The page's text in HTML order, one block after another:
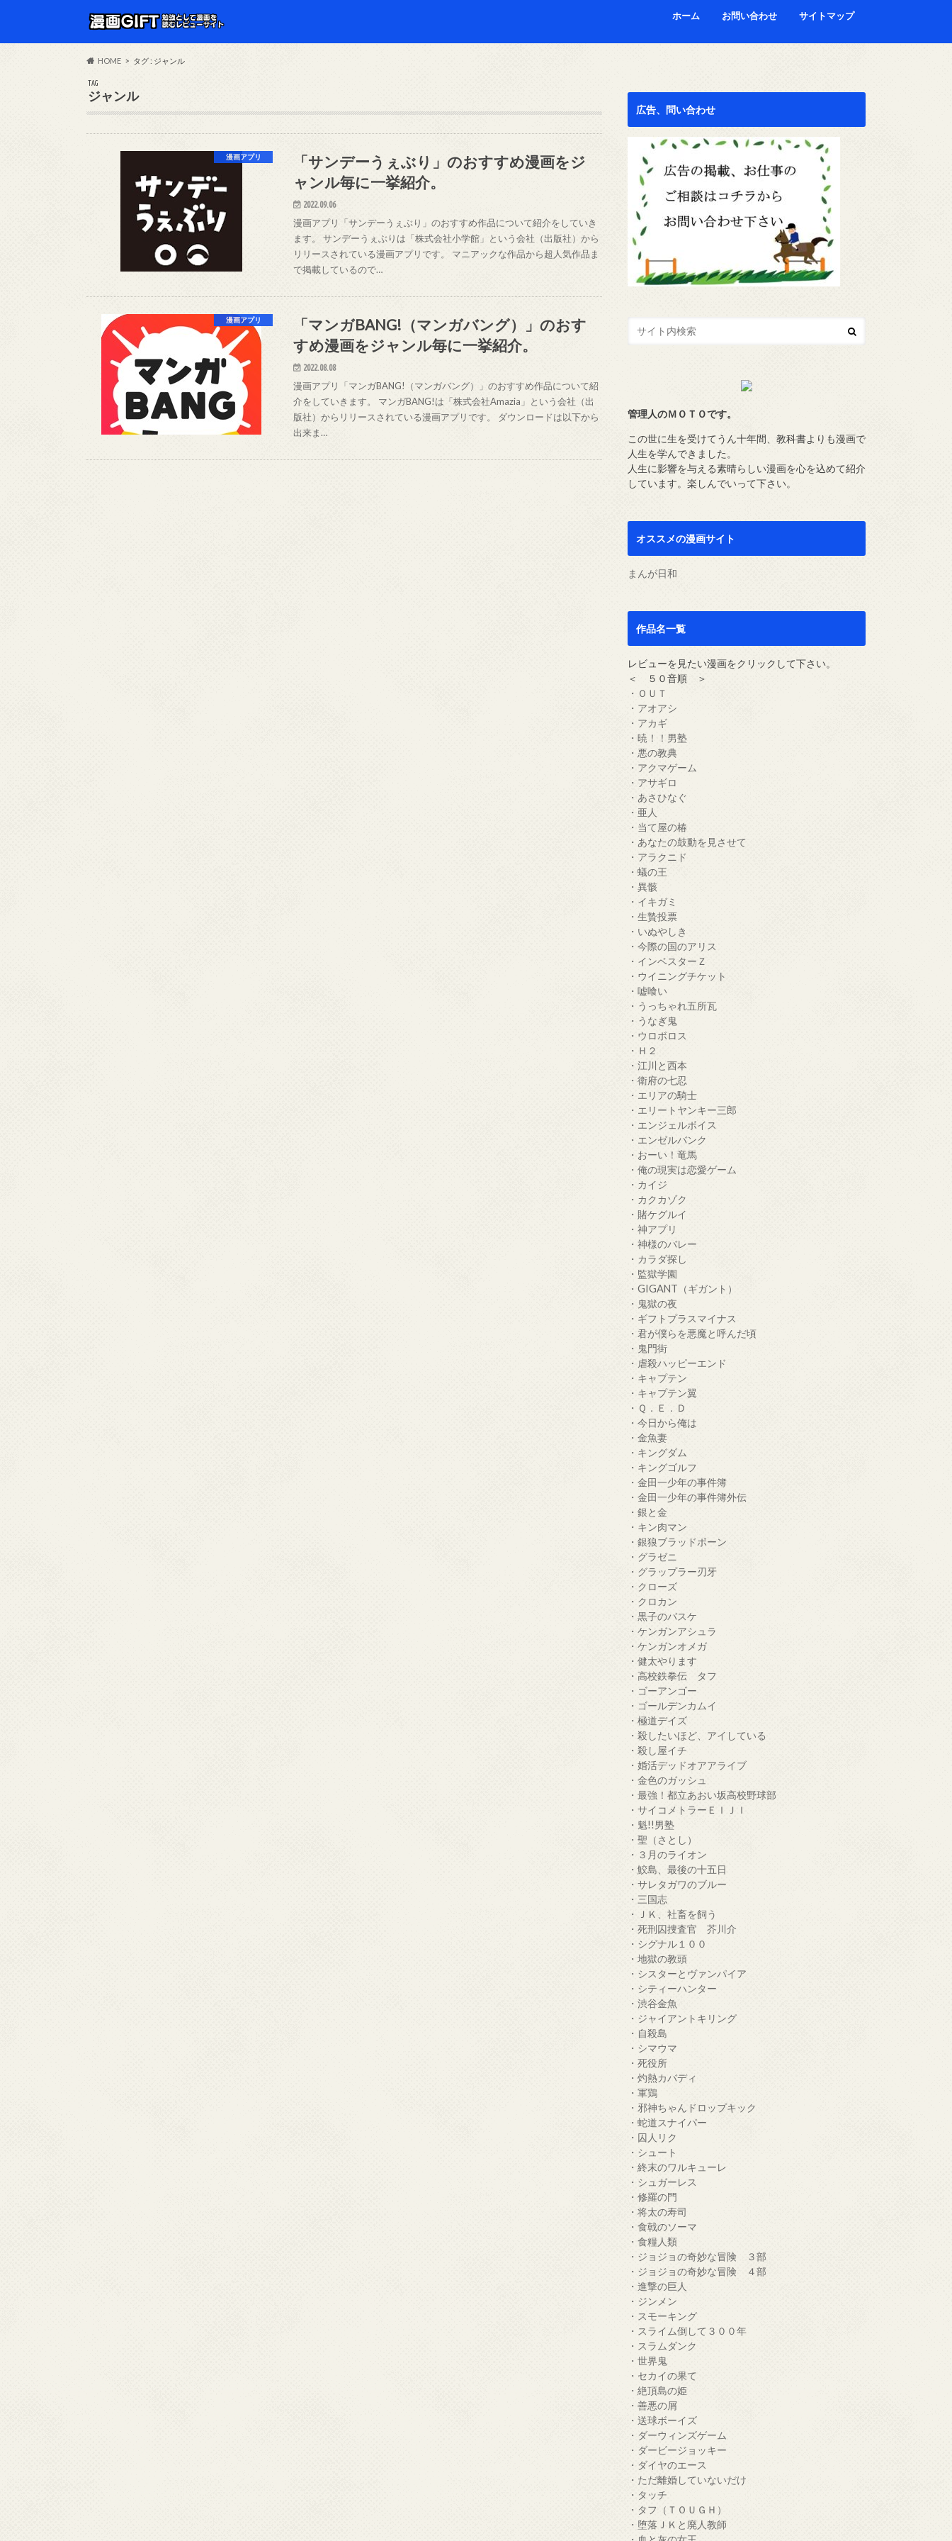
ホーム お問い合わせ サイトマップ
HOME タグ : ジャンル
TAG
ジャンル
漫画アプリ
「サンデーうぇぶり」のおすすめ漫画をジ
ャンル毎に一挙紹介。
2022.09.06
漫画アプリ「サンデーうぇぶり」のおすすめ作品について紹介をしていき
ます。 サンデーうぇぶりは「株式会社小学館」という会社（出版社）から
リリースされている漫画アプリです。 マニアックな作品から超人気作品ま
で掲載しているので…
漫画アプリ
「マンガBANG!（マンガバング）」のおす
すめ漫画をジャンル毎に一挙紹介。
2022.08.08
漫画アプリ「マンガBANG!（マンガバング）」のおすすめ作品について紹
介をしていきます。 マンガBANG!は「株式会社Amazia」という会社（出
版社）からリリースされている漫画アプリです。 ダウンロードは以下から
出来ま…
広告、問い合わせ
管理人のＭＯＴＯです。
この世に生を受けてうん十年間、教科書よりも漫画で
人生を学んできました。
人生に影響を与える素晴らしい漫画を心を込めて紹介
しています。楽しんでいって下さい。
オススメの漫画サイト
まんが日和
作品名一覧
レビューを見たい漫画をクリックして下さい。
＜ ５０音順 ＞
・ＯＵＴ
・アオアシ
・アカギ
・暁！！男塾
・悪の教典
・アクマゲーム
・アサギロ
・あさひなぐ
・亜人
・当て屋の椿
・あなたの鼓動を見させて
・アラクニド
・蟻の王
・異骸
・イキガミ
・生贄投票
・いぬやしき
・今際の国のアリス
・インベスターＺ
・ウイニングチケット
・嘘喰い
・うっちゃれ五所瓦
・うなぎ鬼
・ウロボロス
・Ｈ２
・江川と西本
・衛府の七忍
・エリアの騎士
・エリートヤンキー三郎
・エンジェルボイス
・エンゼルバンク
・おーい！竜馬
・俺の現実は恋愛ゲーム
・カイジ
・カクカゾク
・賭ケグルイ
・神アプリ
・神様のバレー
・カラダ探し
・監獄学園
・GIGANT（ギガント）
・鬼獄の夜
・ギフトプラスマイナス
・君が僕らを悪魔と呼んだ頃
・鬼門街
・虐殺ハッピーエンド
・キャプテン
・キャプテン翼
・Ｑ．Ｅ．Ｄ
・今日から俺は
・金魚妻
・キングダム
・キングゴルフ
・金田一少年の事件簿
・金田一少年の事件簿外伝
・銀と金
・キン肉マン
・銀狼ブラッドボーン
・グラゼニ
・グラップラー刃牙
・クローズ
・クロカン
・黒子のバスケ
・ケンガンアシュラ
・ケンガンオメガ
・健太やります
・高校鉄拳伝 タフ
・ゴーアンゴー
・ゴールデンカムイ
・極道デイズ
・殺したいほど、アイしている
・殺し屋イチ
・婚活デッドオアアライブ
・金色のガッシュ
・最強！都立あおい坂高校野球部
・サイコメトラーＥＩＪＩ
・魁!!男塾
・聖（さとし）
・３月のライオン
・鮫島、最後の十五日
・サレタガワのブルー
・三国志
・ＪＫ、社畜を飼う
・死刑囚捜査官 芥川介
・シグナル１００
・地獄の教頭
・シスターとヴァンパイア
・シティーハンター
・渋谷金魚
・ジャイアントキリング
・自殺島
・シマウマ
・死役所
・灼熱カバディ
・軍鶏
・邪神ちゃんドロップキック
・蛇道スナイパー
・囚人リク
・シュート
・終末のワルキューレ
・シュガーレス
・修羅の門
・将太の寿司
・食戟のソーマ
・食糧人類
・ジョジョの奇妙な冒険 ３部
・ジョジョの奇妙な冒険 ４部
・進撃の巨人
・ジンメン
・スモーキング
・スライム倒して３００年
・スラムダンク
・世界鬼
・セカイの果て
・絶頂島の姫
・善悪の屑
・送球ボーイズ
・ダーウィンズゲーム
・ダービージョッキー
・ダイヤのエース
・ただ離婚していないだけ
・タッチ
・タフ（ＴＯＵＧＨ）
・堕落ＪＫと廃人教師